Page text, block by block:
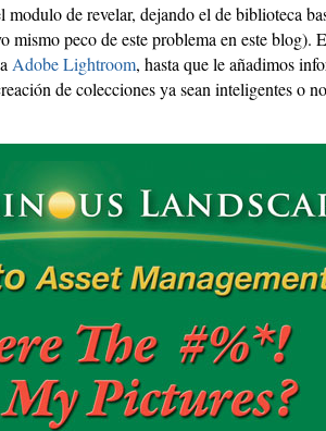
modulo de revelar, dejando el de biblioteca
peco de este problema en este blog).
Adobe Lightroom, hasta que le añadimos
de colecciones ya sean inteligentes o